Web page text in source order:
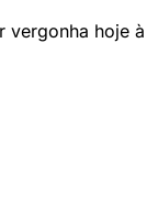
vergonha hoje à